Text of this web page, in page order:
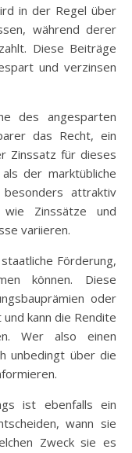
in der Regel über
während derer
Diese Beiträge
und verzinsen
des angesparten
das Recht, ein
Zinssatz für dieses
der marktübliche
attraktiv
wie Zinssätze und
variieren.
Förderung,
können. Diese
oder
kann die Rendite
Wer also einen
unbedingt über die
ist ebenfalls ein
wann sie
Zweck sie es